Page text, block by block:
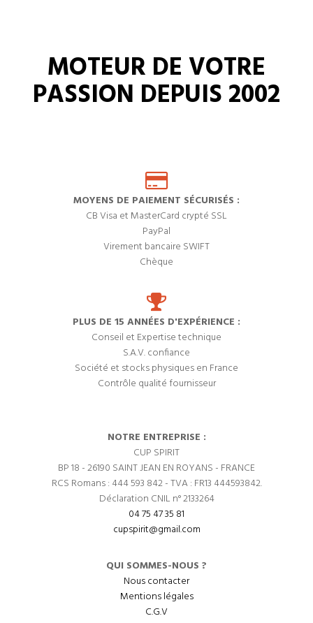
MOTEUR DE VOTRE
PASSION DEPUIS 2002
MOYENS DE PAIEMENT SÉCURISÉS :
CB Visa et MasterCard crypté SSL
PayPal
Virement bancaire SWIFT
Chèque
PLUS DE 15 ANNÉES D'EXPÉRIENCE :
Conseil et Expertise technique
S.A.V. confiance
Société et stocks physiques en France
Contrôle qualité fournisseur
NOTRE ENTREPRISE :
CUP SPIRIT
BP 18 - 26190 SAINT JEAN EN ROYANS - FRANCE
RCS Romans : 444 593 842 - TVA : FR13 444593842.
Déclaration CNIL n° 2133264
04 75 47 35 81
cupspirit@gmail.com
QUI SOMMES-NOUS ?
Nous contacter
Mentions légales
C.G.V